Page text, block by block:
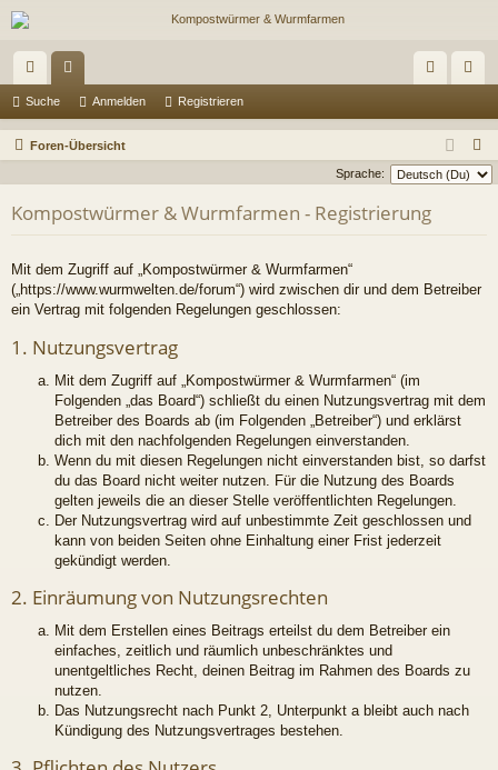
ch
ne
riff
en m
el
n
ist
rie
n
Suche Anmelden Registrieren
Foren-Übersicht
u
Sprache:
Kompostwürmer & Wurmfarmen - Registrierung
Mit dem Zugriff auf „Kompostwürmer & Wurmfarmen“
(„https://www.wurmwelten.de/forum“) wird zwischen dir und dem Betreiber
ein Vertrag mit folgenden Regelungen geschlossen:
1. Nutzungsvertrag
Mit dem Zugriff auf „Kompostwürmer & Wurmfarmen“ (im
Folgenden „das Board“) schließt du einen Nutzungsvertrag mit dem
Betreiber des Boards ab (im Folgenden „Betreiber“) und erklärst
dich mit den nachfolgenden Regelungen einverstanden.
Wenn du mit diesen Regelungen nicht einverstanden bist, so darfst
du das Board nicht weiter nutzen. Für die Nutzung des Boards
gelten jeweils die an dieser Stelle veröffentlichten Regelungen.
Der Nutzungsvertrag wird auf unbestimmte Zeit geschlossen und
kann von beiden Seiten ohne Einhaltung einer Frist jederzeit
gekündigt werden.
2. Einräumung von Nutzungsrechten
Mit dem Erstellen eines Beitrags erteilst du dem Betreiber ein
einfaches, zeitlich und räumlich unbeschränktes und
unentgeltliches Recht, deinen Beitrag im Rahmen des Boards zu
nutzen.
Das Nutzungsrecht nach Punkt 2, Unterpunkt a bleibt auch nach
Kündigung des Nutzungsvertrages bestehen.